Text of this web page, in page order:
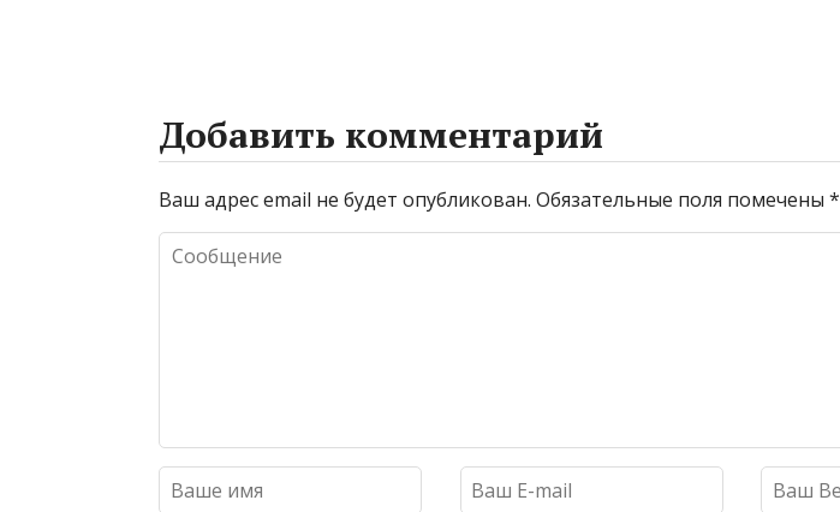
Добавить комментарий
Ваш адрес email не будет опубликован. Обязательные поля помечены *